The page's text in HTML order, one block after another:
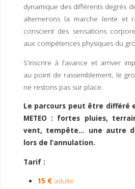
dynamique des différents degrés
alternerons la marche lente et
conscient des sensations
aux compétences physiques du
S’inscrire à l’avance et arriver
au point de rassemblement, le
ne restons pas sur place.
Le parcours peut être différé
METEO : fortes pluies,
vent, tempête… une autre
lors de l’annulation.
Tarif :
15 €adulte